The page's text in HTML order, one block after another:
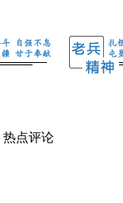
热点评论